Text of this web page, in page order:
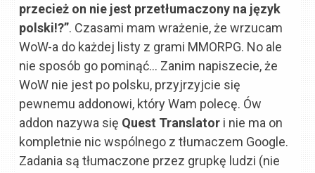
przecież on nie jest przetłumaczony na język
polski!?”. Czasami mam wrażenie, że wrzucam
WoW-a do każdej listy z grami MMORPG. No ale
nie sposób go pominąć… Zanim napiszecie, że
WoW nie jest po polsku, przyjrzyjcie się
pewnemu addonowi, który Wam polecę. Ów
addon nazywa się Quest Translator i nie ma on
kompletnie nic wspólnego z tłumaczem Google.
Zadania są tłumaczone przez grupkę ludzi (nie